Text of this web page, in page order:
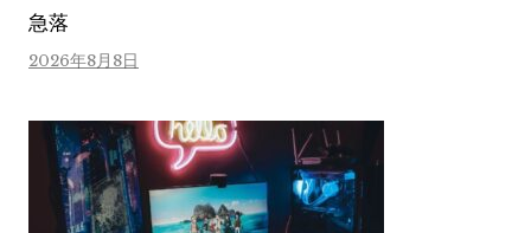
急落
2026年8月8日